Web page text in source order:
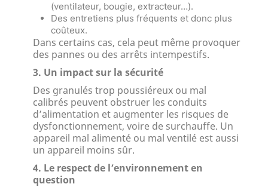
(ventilateur, bougie, extracteur…).
Des entretiens plus fréquents et donc plus
coûteux.
Dans certains cas, cela peut même provoquer
des pannes ou des arrêts intempestifs.
3. Un impact sur la sécurité
Des granulés trop poussiéreux ou mal
calibrés peuvent obstruer les conduits
d’alimentation et augmenter les risques de
dysfonctionnement, voire de surchauffe. Un
appareil mal alimenté ou mal ventilé est aussi
un appareil moins sûr.
4. Le respect de l’environnement en
question